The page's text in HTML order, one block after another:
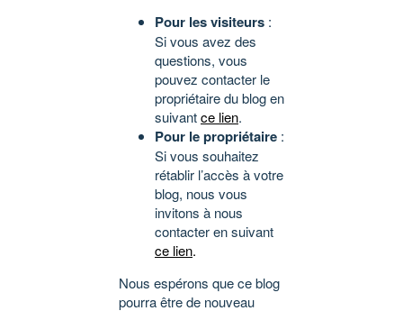
Pour les visiteurs :
Si vous avez des
questions, vous
pouvez contacter le
propriétaire du blog en
suivantce lien.
Pour le propriétaire :
Si vous souhaitez
rétablir l’accès à votre
blog, nous vous
invitons à nous
contacter en suivant
ce lien.
Nous espérons que ce blog
pourra être de nouveau